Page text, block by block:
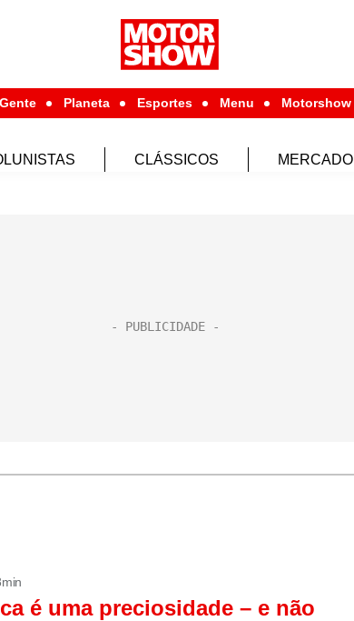
Gente Planeta Esportes Menu Motorshow
CLÁSSICOS MERCADO
é uma preciosidade – e não